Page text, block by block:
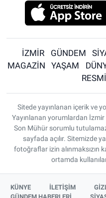
İZMİR GÜNDEM
MAGAZİN
YAŞAM
Sitede yayınlanan içerik ve
Yayınlanan yorumlardan
Son Mühür sorumlu
sayfada açılır. Sitemizde
fotoğraflar izin alınmaksızın
ortamda
KÜNYE İLETİŞİM